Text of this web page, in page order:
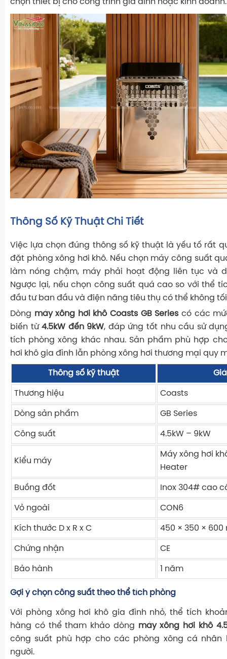
Thông Số Kỹ Thuật Chi Tiết
Việc lựa chọn đúng thông số kỹ thuật là yếu tố rất
đặt phòng xông hơi khô. Nếu chọn máy công suất
làm nóng chậm, máy phải hoạt động liên tục và
Ngược lại, nếu chọn công suất quá cao so với thể
đầu tư ban đầu và điện năng tiêu thụ có thể không
Dòng máy xông hơi khô Coasts GB Series có các
biến từ4.5kW đến 9kW, đáp ứng tốt nhu cầu sử
tích phòng xông khác nhau. Sản phẩm phù hợp
hơi khô gia đình lẫn phòng xông hơi thương mại quy
Thông số kỹ thuật
Thương hiệu Coasts
Dòng sản phẩm GB Series
Công suất 4.5kW – 9kW
Kiểu máy
Máy xông hơi
Heater
Buồng đốt Inox 304# cao
Vỏ ngoài CON6
Kích thước D x R x C 450 × 350 × 600
Chứng nhận CE
Bảo hành 1 năm
Gợi ý chọn công suất theo thể tích phòng
Với phòng xông hơi khô gia đình nhỏ, thể tích
hàng có thể tham khảo dòng máy xông hơi khô
công suất phù hợp cho các phòng xông cá nhân
người.